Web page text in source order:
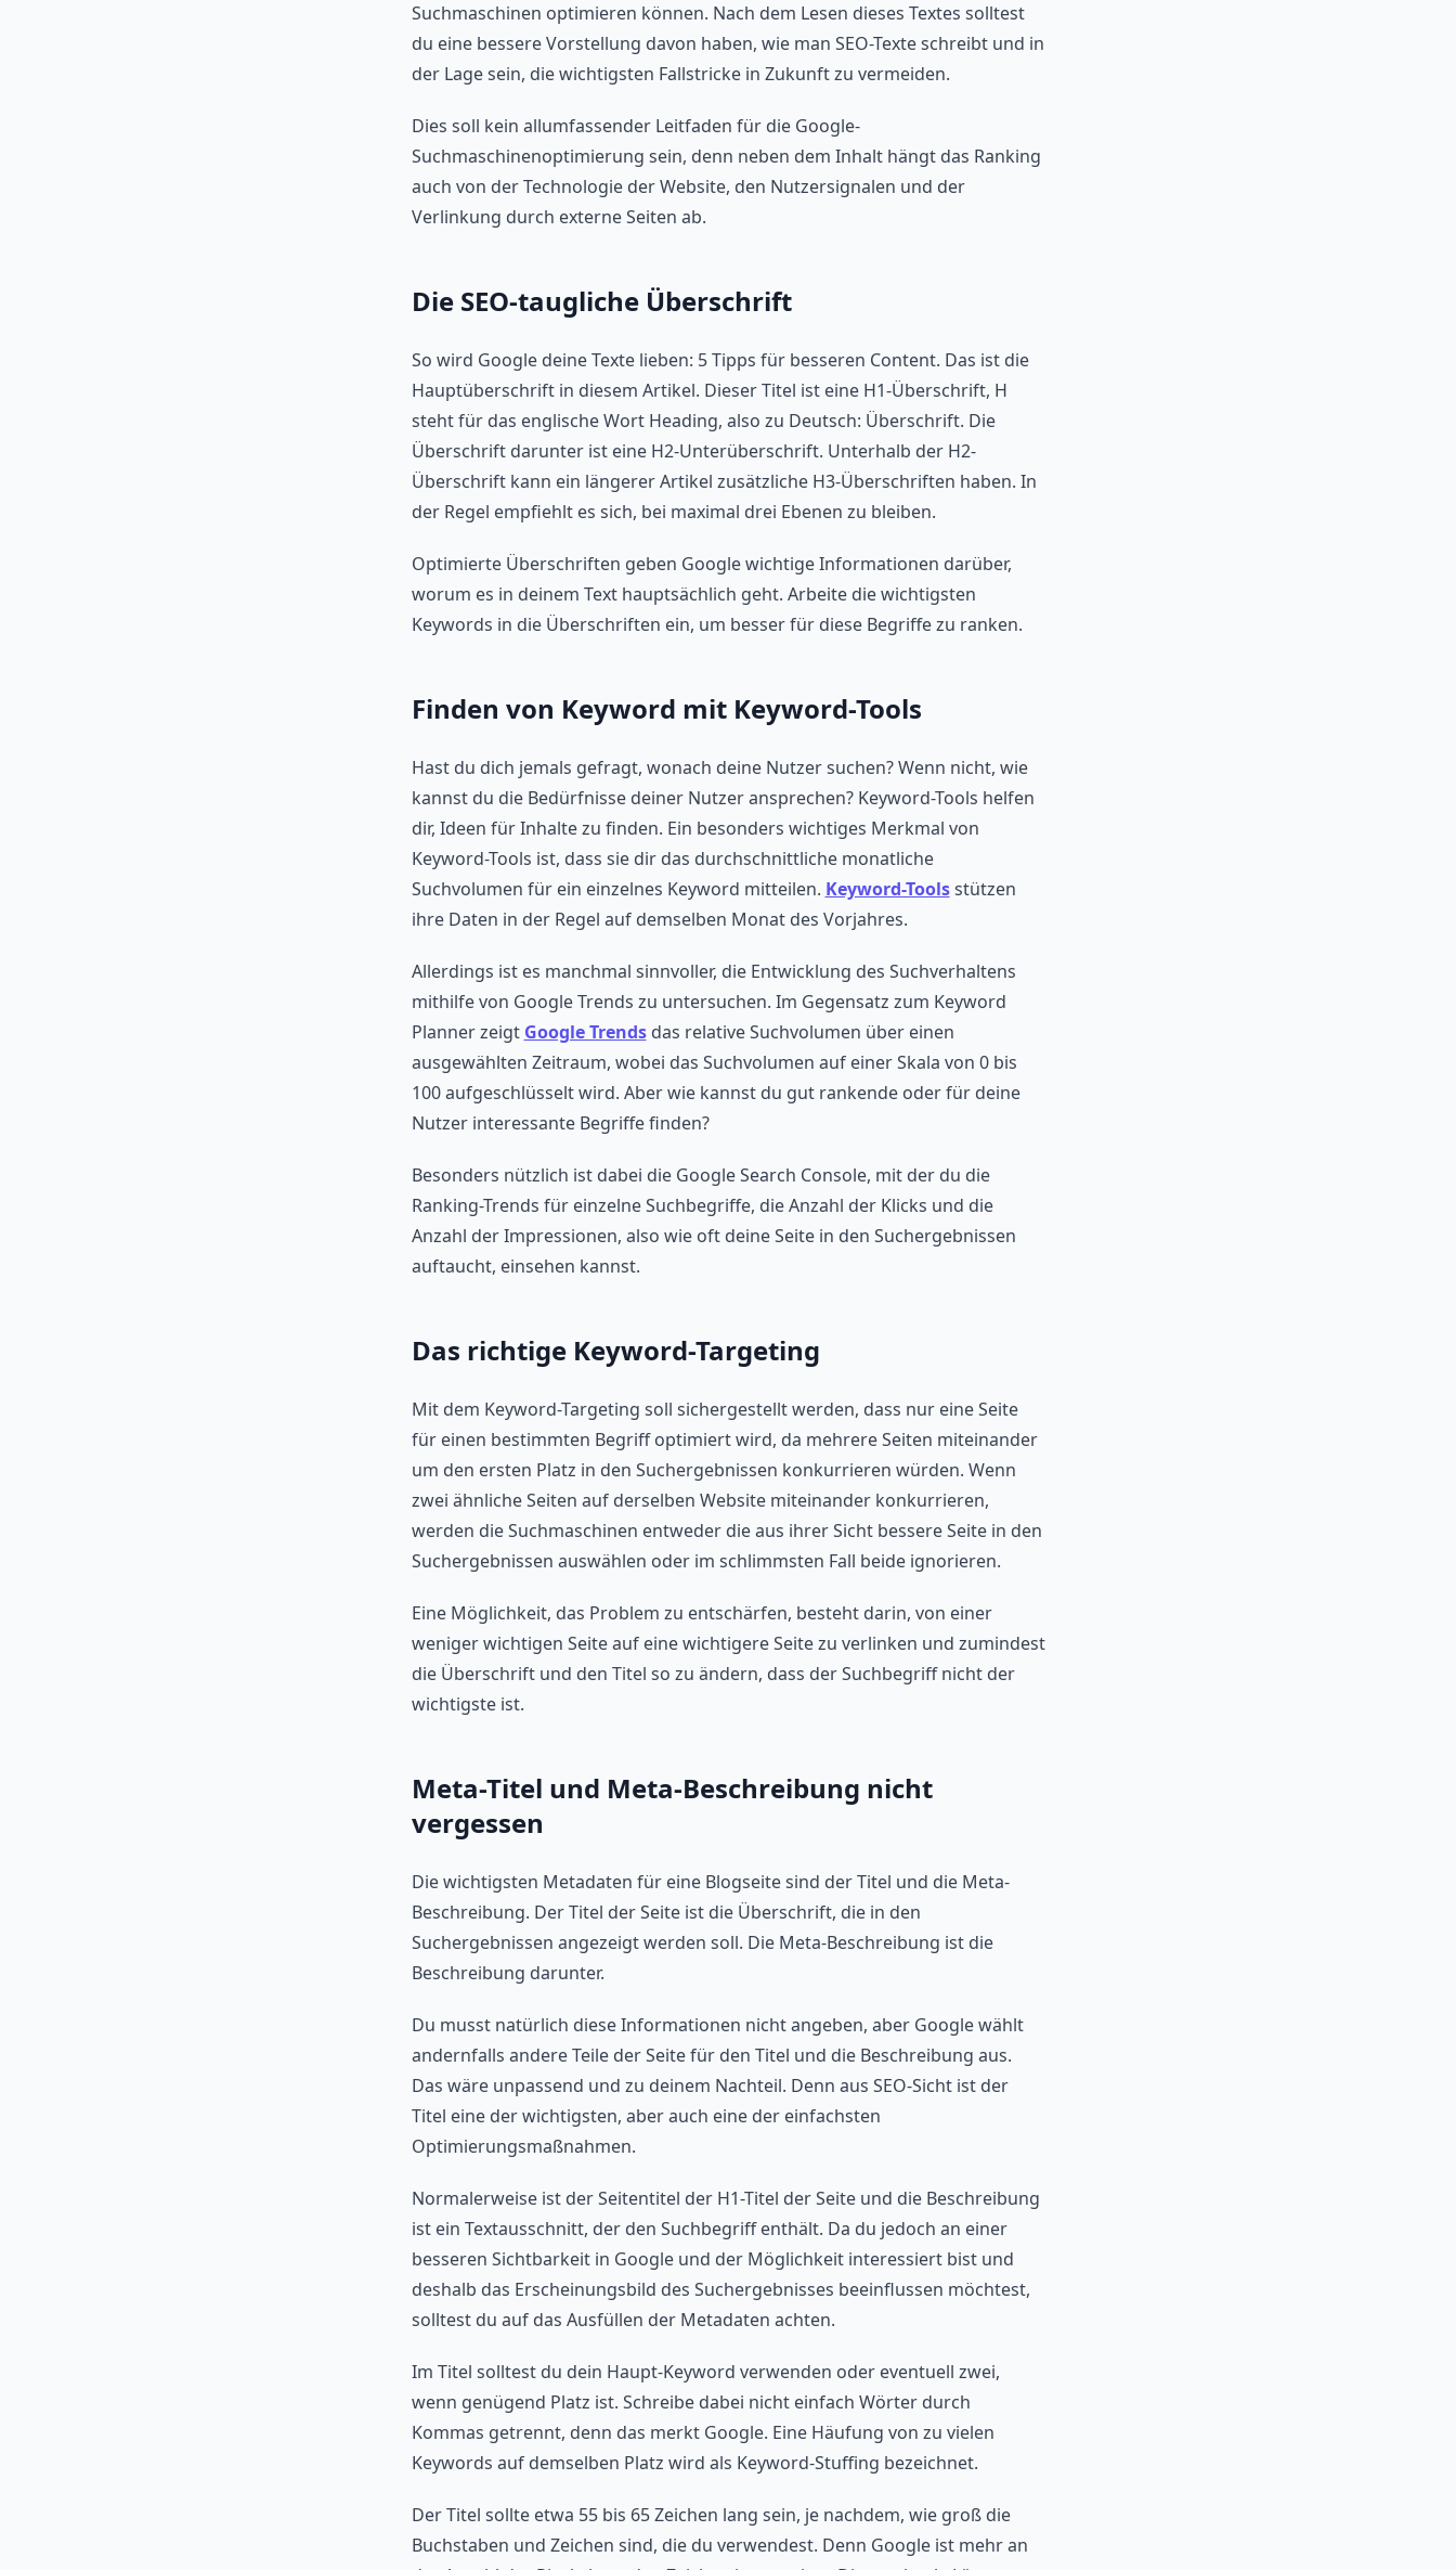
Suchmaschinen optimieren können. Nach dem Lesen dieses Textes solltest
du eine bessere Vorstellung davon haben, wie man SEO-Texte schreibt und in
der Lage sein, die wichtigsten Fallstricke in Zukunft zu vermeiden.
Dies soll kein allumfassender Leitfaden für die Google-
Suchmaschinenoptimierung sein, denn neben dem Inhalt hängt das Ranking
auch von der Technologie der Website, den Nutzersignalen und der
Verlinkung durch externe Seiten ab.
Die SEO-taugliche Überschrift
So wird Google deine Texte lieben: 5 Tipps für besseren Content. Das ist die
Hauptüberschrift in diesem Artikel. Dieser Titel ist eine H1-Überschrift, H
steht für das englische Wort Heading, also zu Deutsch: Überschrift. Die
Überschrift darunter ist eine H2-Unterüberschrift. Unterhalb der H2-
Überschrift kann ein längerer Artikel zusätzliche H3-Überschriften haben. In
der Regel empfiehlt es sich, bei maximal drei Ebenen zu bleiben.
Optimierte Überschriften geben Google wichtige Informationen darüber,
worum es in deinem Text hauptsächlich geht. Arbeite die wichtigsten
Keywords in die Überschriften ein, um besser für diese Begriffe zu ranken.
Finden von Keyword mit Keyword-Tools
Hast du dich jemals gefragt, wonach deine Nutzer suchen? Wenn nicht, wie
kannst du die Bedürfnisse deiner Nutzer ansprechen? Keyword-Tools helfen
dir, Ideen für Inhalte zu finden. Ein besonders wichtiges Merkmal von
Keyword-Tools ist, dass sie dir das durchschnittliche monatliche
Suchvolumen für ein einzelnes Keyword mitteilen. Keyword-Toolsstützen
ihre Daten in der Regel auf demselben Monat des Vorjahres.
Allerdings ist es manchmal sinnvoller, die Entwicklung des Suchverhaltens
mithilfe von Google Trends zu untersuchen. Im Gegensatz zum Keyword
Planner zeigt Google Trendsdas relative Suchvolumen über einen
ausgewählten Zeitraum, wobei das Suchvolumen auf einer Skala von 0 bis
100 aufgeschlüsselt wird. Aber wie kannst du gut rankende oder für deine
Nutzer interessante Begriffe finden?
Besonders nützlich ist dabei die Google Search Console, mit der du die
Ranking-Trends für einzelne Suchbegriffe, die Anzahl der Klicks und die
Anzahl der Impressionen, also wie oft deine Seite in den Suchergebnissen
auftaucht, einsehen kannst.
Das richtige Keyword-Targeting
Mit dem Keyword-Targeting soll sichergestellt werden, dass nur eine Seite
für einen bestimmten Begriff optimiert wird, da mehrere Seiten miteinander
um den ersten Platz in den Suchergebnissen konkurrieren würden. Wenn
zwei ähnliche Seiten auf derselben Website miteinander konkurrieren,
werden die Suchmaschinen entweder die aus ihrer Sicht bessere Seite in den
Suchergebnissen auswählen oder im schlimmsten Fall beide ignorieren.
Eine Möglichkeit, das Problem zu entschärfen, besteht darin, von einer
weniger wichtigen Seite auf eine wichtigere Seite zu verlinken und zumindest
die Überschrift und den Titel so zu ändern, dass der Suchbegriff nicht der
wichtigste ist.
Meta-Titel und Meta-Beschreibung nicht
vergessen
Die wichtigsten Metadaten für eine Blogseite sind der Titel und die Meta-
Beschreibung. Der Titel der Seite ist die Überschrift, die in den
Suchergebnissen angezeigt werden soll. Die Meta-Beschreibung ist die
Beschreibung darunter.
Du musst natürlich diese Informationen nicht angeben, aber Google wählt
andernfalls andere Teile der Seite für den Titel und die Beschreibung aus.
Das wäre unpassend und zu deinem Nachteil. Denn aus SEO-Sicht ist der
Titel eine der wichtigsten, aber auch eine der einfachsten
Optimierungsmaßnahmen.
Normalerweise ist der Seitentitel der H1-Titel der Seite und die Beschreibung
ist ein Textausschnitt, der den Suchbegriff enthält. Da du jedoch an einer
besseren Sichtbarkeit in Google und der Möglichkeit interessiert bist und
deshalb das Erscheinungsbild des Suchergebnisses beeinflussen möchtest,
solltest du auf das Ausfüllen der Metadaten achten.
Im Titel solltest du dein Haupt-Keyword verwenden oder eventuell zwei,
wenn genügend Platz ist. Schreibe dabei nicht einfach Wörter durch
Kommas getrennt, denn das merkt Google. Eine Häufung von zu vielen
Keywords auf demselben Platz wird als Keyword-Stuffing bezeichnet.
Der Titel sollte etwa 55 bis 65 Zeichen lang sein, je nachdem, wie groß die
Buchstaben und Zeichen sind, die du verwendest. Denn Google ist mehr an